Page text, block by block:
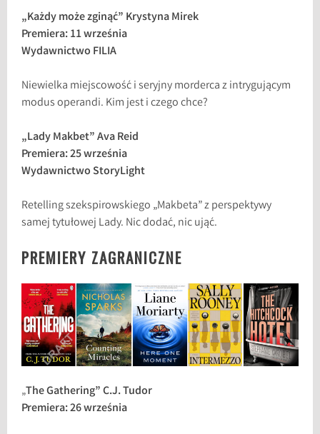
„Każdy może zginąć” Krystyna Mirek
Premiera: 11 września
Wydawnictwo FILIA
Niewielka miejscowość i seryjny morderca z intrygującym
modus operandi. Kim jest i czego chce?
„Lady Makbet” Ava Reid
Premiera: 25 września
Wydawnictwo StoryLight
Retelling szekspirowskiego „Makbeta” z perspektywy
samej tytułowej Lady. Nic dodać, nic ująć.
PREMIERY ZAGRANICZNE
„The Gathering” C.J. Tudor
Premiera: 26 września